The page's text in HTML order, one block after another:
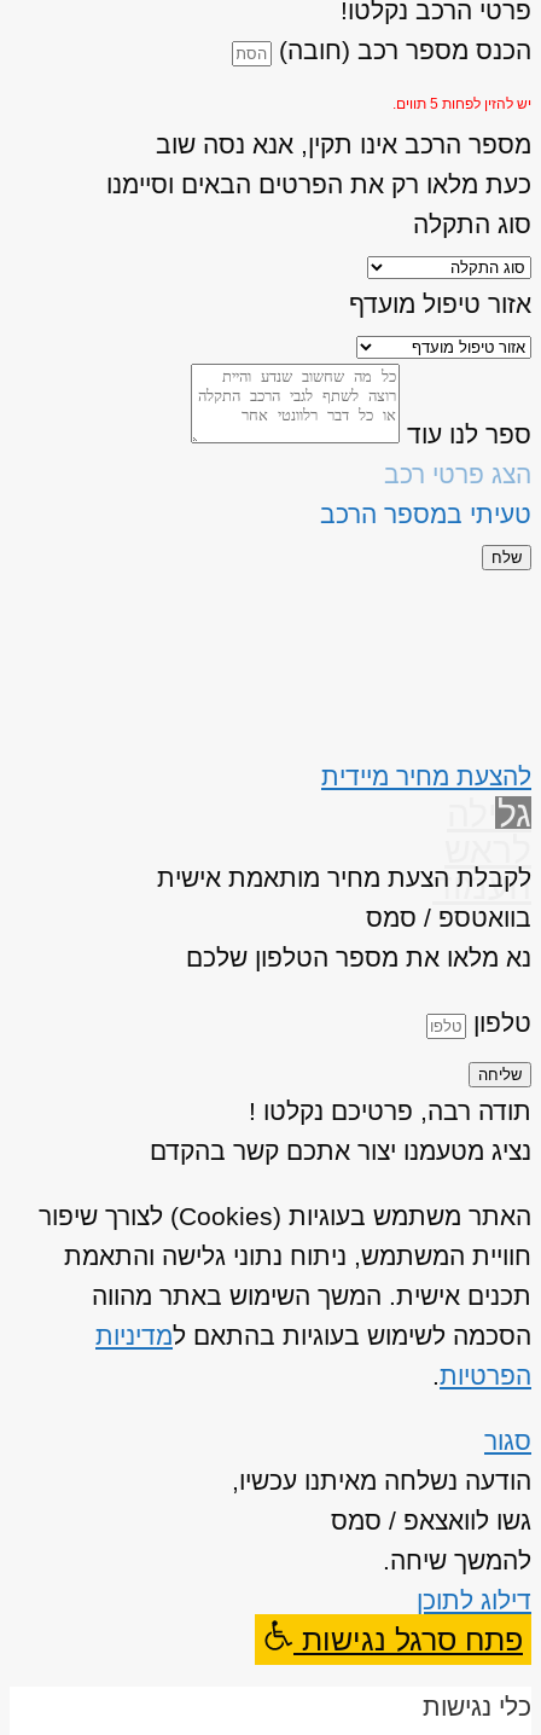
פרטי הרכב נקלטו!
הכנס מספר רכב (חובה)
יש להזין לפחות 5 תווים.
מספר הרכב אינו תקין, אנא נסה שוב
כעת מלאו רק את הפרטים הבאים וסיימנו
סוג התקלה
אזור טיפול מועדף
ספר לנו עוד
הצג פרטי רכב
טעיתי במספר הרכב
שלח
להצעת מחיר מיידית
גלילה
העמוד
לקבלת הצעת מחיר מותאמת אישית
בוואטספ / סמס
נא מלאו את מספר הטלפון שלכם
טלפון
שליחה
תודה רבה, פרטיכם נקלטו !
נציג מטעמנו יצור אתכם קשר בהקדם
האתר משתמש בעוגיות (Cookies) לצורך שיפור
חוויית המשתמש, ניתוח נתוני גלישה והתאמת
תכנים אישית. המשך השימוש באתר מהווה
הסכמה לשימוש בעוגיות בהתאם למדיניות
הפרטיות.
סגור
הודעה נשלחה מאיתנו עכשיו,
גשו לוואצאפ / סמס
להמשך שיחה.
דילוג לתוכן
פתח סרגל נגישות
כלי נגישות